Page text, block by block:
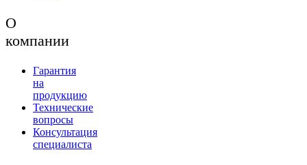
О
компании
Гарантия
на
продукцию
Технические
вопросы
Консультация
специалиста